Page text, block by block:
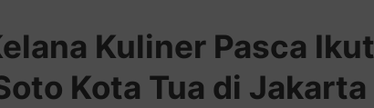
Kuliner Pasca Ikut
Kota Tua di Jakarta